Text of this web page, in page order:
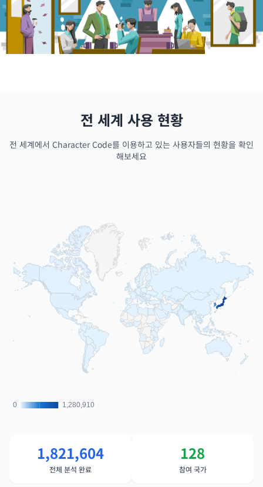
전 세계 사용 현황
전 세계에서 Character Code를 이용하고 있는 사용자들의 현황을 확인
해보세요
0
0 1,280,910
1,280,910
1,821,604
전체 분석 완료
128
참여 국가